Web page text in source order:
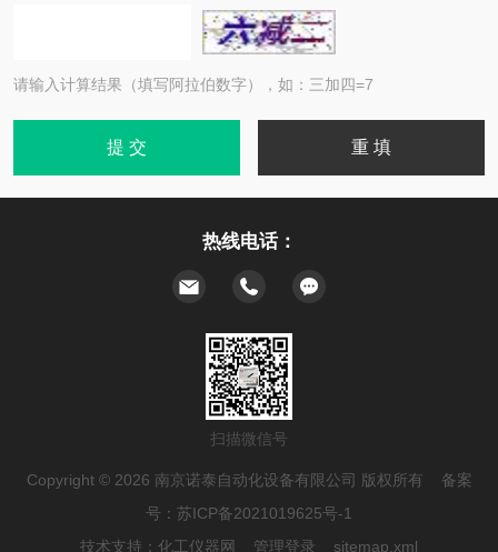
请输入计算结果（填写阿拉伯数字），如：三加四=7
热线电话：
扫描微信号
Copyright © 2026 南京诺泰自动化设备有限公司 版权所有 备案
号： 苏ICP备2021019625号-1
技术支持： 化工仪器网 管理登录 sitemap.xml